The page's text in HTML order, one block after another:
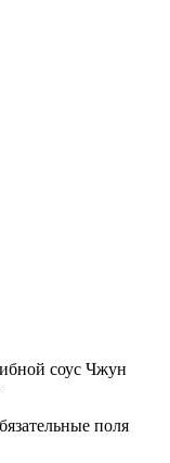
соус Чжун
поля